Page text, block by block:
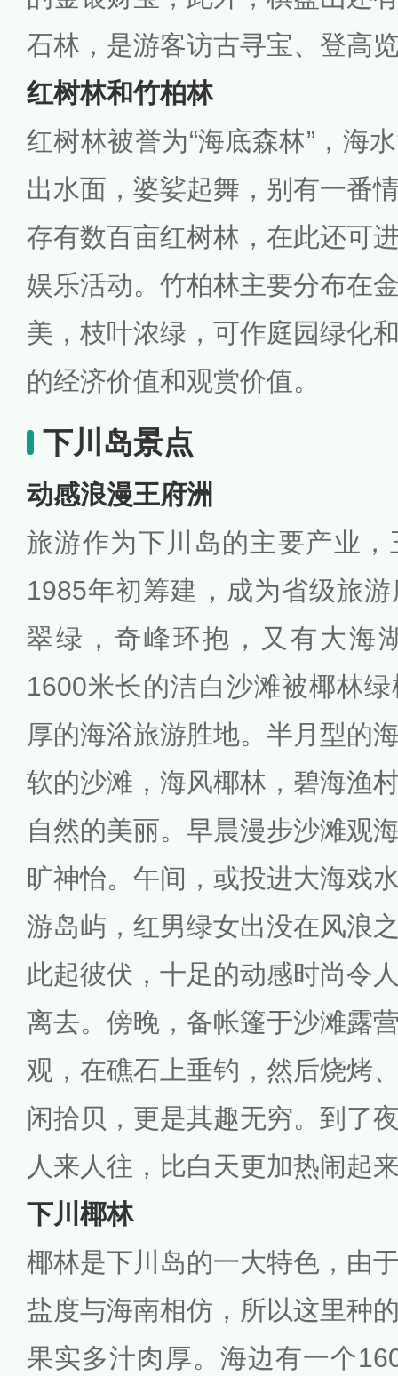
石林，是游客访古寻宝、登高
红树林和竹柏林
红树林被誉为“海底森林”，海
出水面，婆娑起舞，别有一番
存有数百亩红树林，在此还可
娱乐活动。竹柏林主要分布在
美，枝叶浓绿，可作庭园绿化
的经济价值和观赏价值。
下川岛景点
动感浪漫王府洲
旅游作为下川岛的主要产业
1985年初筹建，成为省级旅
翠绿，奇峰环抱，又有大海
1600米长的洁白沙滩被椰林
厚的海浴旅游胜地。半月型的
软的沙滩，海风椰林，碧海渔
自然的美丽。早晨漫步沙滩观
旷神怡。午间，或投进大海戏
游岛屿，红男绿女出没在风浪
此起彼伏，十足的动感时尚令
离去。傍晚，备帐篷于沙滩露
观，在礁石上垂钓，然后烧烤
闲拾贝，更是其趣无穷。到了
人来人往，比白天更加热闹起
下川椰林
椰林是下川岛的一大特色，由
盐度与海南相仿，所以这里种
果实多汁肉厚。海边有一个